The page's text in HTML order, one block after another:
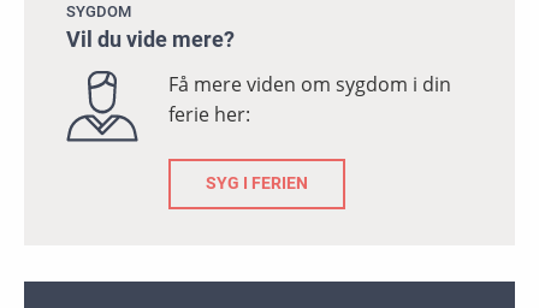
SYGDOM
Vil du vide mere?
Få mere viden om sygdom i din
ferie her:
SYG I FERIEN